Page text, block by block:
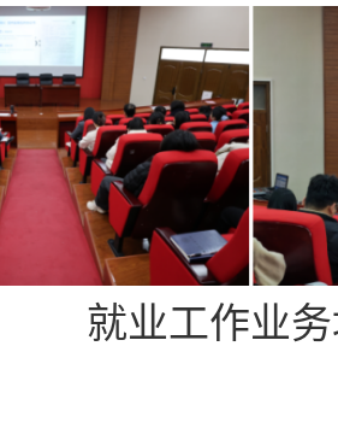
就业工作业